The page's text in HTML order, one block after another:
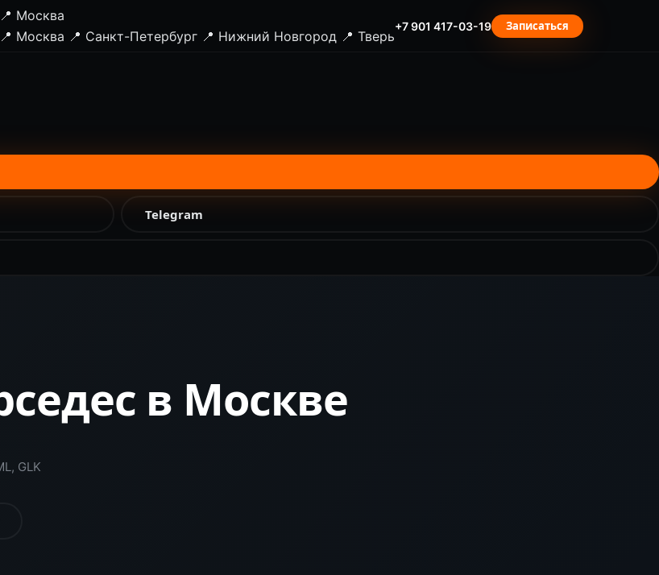
📍 Москва
📍 Москва 📍 Санкт-Петербург 📍 Нижний Новгород 📍 Тверь
+7 901 417-03-19 Записаться
Telegram
в Москве
GLK